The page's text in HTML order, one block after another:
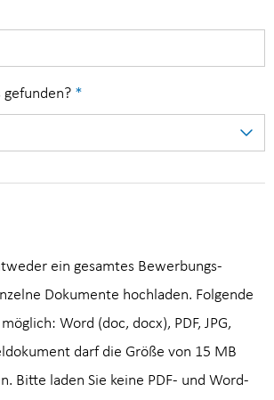
gefunden? *
ein gesamtes Bewerbungs-
Dokumente hochladen. Folgende
Word (doc, docx), PDF, JPG,
darf die Größe von 15 MB
Bitte laden Sie keine PDF- und Word-